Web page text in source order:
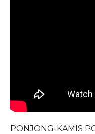
PONJONG-KAMIS